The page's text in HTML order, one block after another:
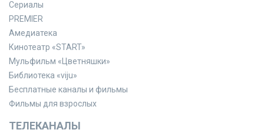
Сериалы
PREMIER
Амедиатека
Кинотеатр «START»
Мульфильм «Цветняшки»
Библиотека «viju»
Бесплатные каналы и фильмы
Фильмы для взрослых
ТЕЛЕКАНАЛЫ